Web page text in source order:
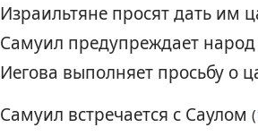
Израильтяне просят дать им
Самуил предупреждает народ
Иегова выполняет просьбу о
Самуил встречается с Саулом (